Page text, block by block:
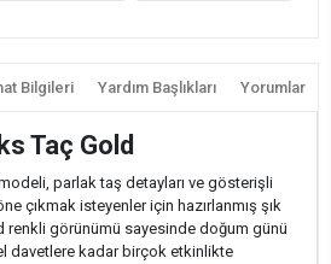
Bilgileri Yardım Başlıkları Yorumlar
Taç Gold
parlak taş detayları ve gösterişli
çıkmak isteyenler için hazırlanmış şık
renkli görünümü sayesinde doğum günü
davetlere kadar birçok etkinlikte